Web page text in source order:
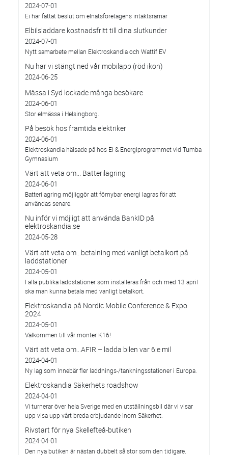
2024-07-01
Ei har fattat beslut om elnätsföretagens intäktsramar
Elbilsladdare kostnadsfritt till dina slutkunder
2024-07-01
Nytt samarbete mellan Elektroskandia och Wattif EV
Nu har vi stängt ned vår mobilapp (röd ikon)
2024-06-25
Mässa i Syd lockade många besökare
2024-06-01
Stor elmässa i Helsingborg.
På besök hos framtida elektriker
2024-06-01
Elektroskandia hälsade på hos El & Energiprogrammet vid Tumba
Gymnasium
Värt att veta om... Batterilagring
2024-06-01
Batterilagring möjliggör att förnybar energi lagras för att
användas senare.
Nu inför vi möjligt att använda BankID på
elektroskandia.se
2024-05-28
Värt att veta om…betalning med vanligt betalkort på
laddstationer
2024-05-01
I alla publika laddstationer som installeras från och med 13 april
ska man kunna betala med vanligt betalkort.
Elektroskandia på Nordic Mobile Conference & Expo
2024
2024-05-01
Välkommen till vår monter K16!
Värt att veta om...AFIR – ladda bilen var 6:e mil
2024-04-01
Ny lag som innebär fler laddnings-/tankningsstationer i Europa.
Elektroskandia Säkerhets roadshow
2024-04-01
Vi turnerar över hela Sverige med en utställningsbil där vi visar
upp visa upp vårt breda erbjudande inom Säkerhet.
Rivstart för nya Skellefteå-butiken
2024-04-01
Den nya butiken är nästan dubbelt så stor som den tidigare.